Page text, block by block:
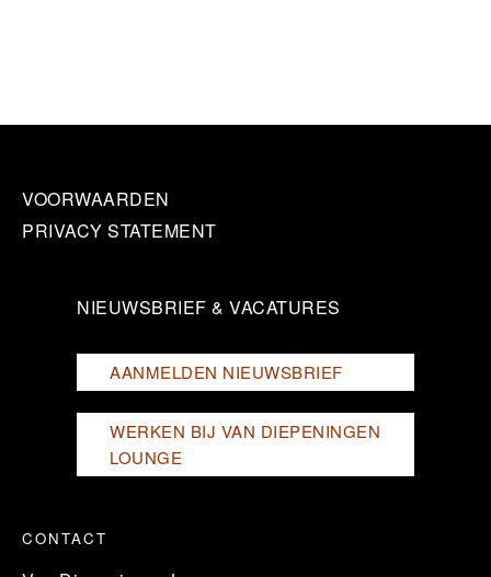
VOORWAARDEN
PRIVACY STATEMENT
NIEUWSBRIEF & VACATURES
AANMELDEN NIEUWSBRIEF
WERKEN BIJ VAN DIEPENINGEN
LOUNGE
CONTACT